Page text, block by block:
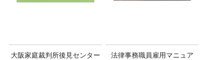
大阪家庭裁判所後見センター
法律事務職員雇用マニュア